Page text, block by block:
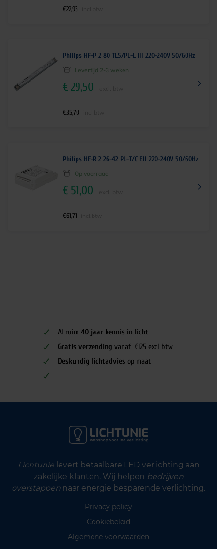
€22,93
Philips HF-P 2 80 TL5/PL-L III 220-240V 50/60Hz
Levertijd 2-3 weken
€29,50
€35,70
Philips HF-R 2 26-42 PL-T/C EII 220-240V 50/60Hz
Op voorraad
€ 51,00
€61,71
Al ruim 40 jaar kennis in licht
Gratis verzending vanaf €125 excl btw
Deskundig lichtadvies op maat
Lichtunielevert betaalbare LED verlichting aan
zakelijke klanten. Wij helpen bedrijven
overstappen naar energie besparende verlichting.
Privacy policy
Cookiebeleid
Algemene voorwaarden